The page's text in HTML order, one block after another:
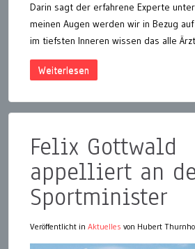
Darin sagt der erfahrene Experte
meinen Augen werden wir in Bezug
im tiefsten Inneren wissen das alle
Weiterlesen
Felix Gottwald
appelliert an
Sportminister
Veröffentlicht in Aktuelles von Hubert